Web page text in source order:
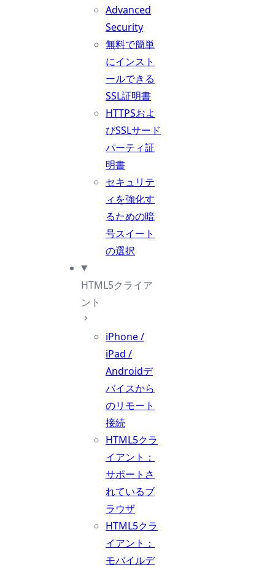
Advanced
Security
無料で簡単
にインスト
ールできる
SSL証明書
HTTPSおよ
びSSLサード
パーティ証
明書
セキュリテ
ィを強化す
るための暗
号スイート
の選択
HTML5クライア
ント
iPhone /
iPad /
Androidデ
バイスから
のリモート
接続
HTML5クラ
イアント：
サポートさ
れているブ
ラウザ
HTML5クラ
イアント：
モバイルデ